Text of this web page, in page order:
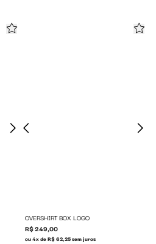
OVERSHIRT BOX LOGO
R$ 249,00
ou 4x de R$ 62,25 sem juros